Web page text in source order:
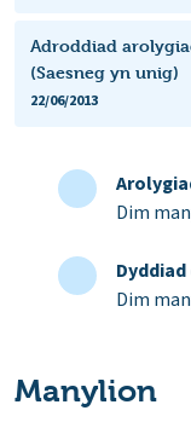
Adroddiad
(Saesneg yn unig)
22/06/2013
Dim
Dim
Manylion